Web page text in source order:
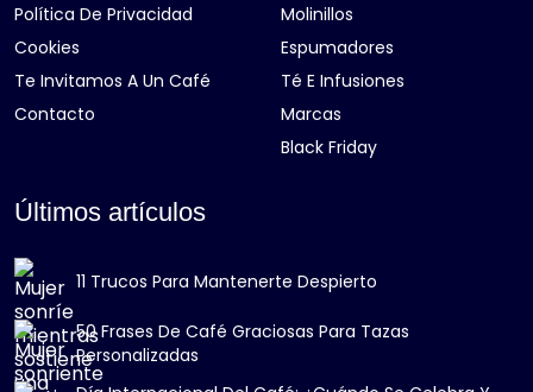
Política De Privacidad
Cookies
Te Invitamos A Un Café
Contacto
Molinillos
Espumadores
Té E Infusiones
Marcas
Black Friday
Últimos artículos
11 Trucos Para Mantenerte Despierto
50 Frases De Café Graciosas Para Tazas
Personalizadas